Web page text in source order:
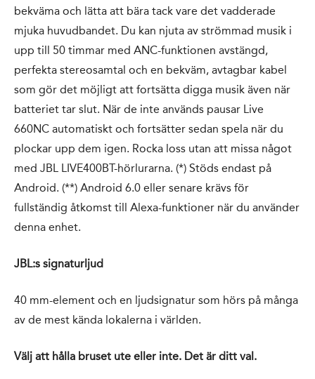
bekväma och lätta att bära tack vare det vadderade
mjuka huvudbandet. Du kan njuta av strömmad musik i
upp till 50 timmar med ANC-funktionen avstängd,
perfekta stereosamtal och en bekväm, avtagbar kabel
som gör det möjligt att fortsätta digga musik även när
batteriet tar slut. När de inte används pausar Live
660NC automatiskt och fortsätter sedan spela när du
plockar upp dem igen. Rocka loss utan att missa något
med JBL LIVE400BT-hörlurarna. (*) Stöds endast på
Android. (**) Android 6.0 eller senare krävs för
fullständig åtkomst till Alexa-funktioner när du använder
denna enhet.
JBL:s signaturljud
40 mm-element och en ljudsignatur som hörs på många
av de mest kända lokalerna i världen.
Välj att hålla bruset ute eller inte. Det är ditt val.